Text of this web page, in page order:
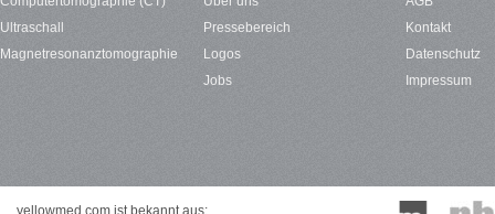
Ultraschall
Magnetresonanztomographie
Pressebereich
Logos
Jobs
Kontakt
Datenschutz
Impressum
yellowmed.com ist bekannt aus: